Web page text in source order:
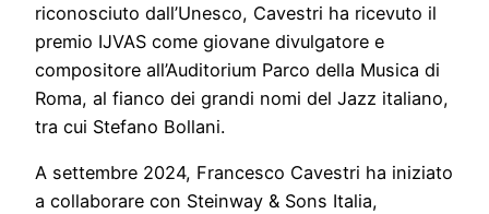
riconosciuto dall’Unesco, Cavestri ha ricevuto il
premio IJVAS come giovane divulgatore e
compositore all’Auditorium Parco della Musica di
Roma, al fianco dei grandi nomi del Jazz italiano,
tra cui Stefano Bollani.
A settembre 2024, Francesco Cavestri ha iniziato
a collaborare con Steinway & Sons Italia,